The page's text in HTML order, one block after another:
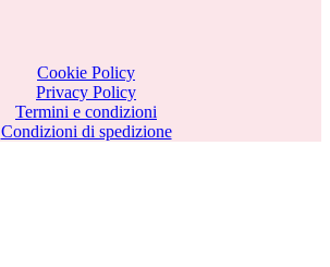
Cookie Policy
Privacy Policy
Termini e condizioni
Condizioni di spedizione